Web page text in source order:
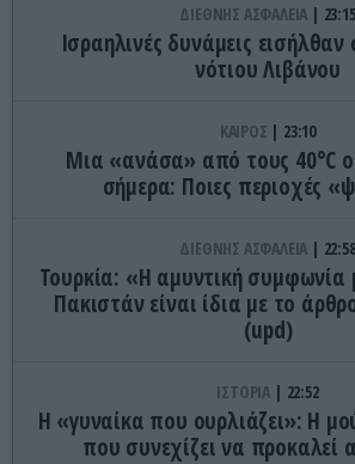
ΔΙΕΘΝΗΣ ΑΣΦΑΛΕΙΑ 23:15
Ισραηλινές δυνάμεις
νότιου Λιβάνου
ΚΑΙΡΟΣ 23:10
Μια «ανάσα» από τους 40°C
σήμερα: Ποιες περιοχές
ΔΙΕΘΝΗΣ ΑΣΦΑΛΕΙΑ 22:58
Τουρκία: «Η αμυντική συμφωνία
Πακιστάν είναι ίδια με το
(upd)
ΙΣΤΟΡΙΑ 22:52
Η «γυναίκα που ουρλιάζει»: Η
που συνεχίζει να προκαλεί